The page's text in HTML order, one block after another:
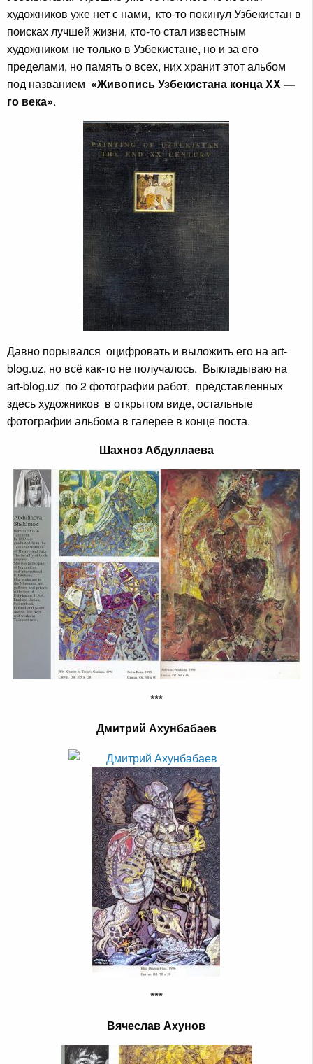
художников уже нет с нами, кто-то покинул Узбекистан в
поисках лучшей жизни, кто-то стал известным
художником не только в Узбекистане, но и за его
пределами, но память о всех, них хранит этот альбом
под названием «Живопись Узбекистана конца XX —
го века».
Давно порывался оцифровать и выложить его на art-
blog.uz, но всё как-то не получалось. Выкладываю на
art-blog.uz по 2 фотографии работ, представленных
здесь художников в открытом виде, остальные
фотографии альбома в галерее в конце поста.
Шахноз Абдуллаева
***
Дмитрий Ахунбабаев
***
Вячеслав Ахунов